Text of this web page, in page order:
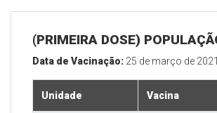
(PRIMEIRA DOSE)
Data de Vacinação: 25 de março de 2021
Unidade Vacina